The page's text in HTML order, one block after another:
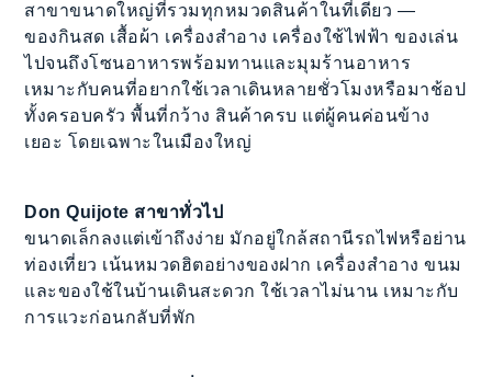
สาขาขนาดใหญ่ที่รวมทุกหมวดสินค้าในที่เดียว —
ของกินสด เสื้อผ้า เครื่องสำอาง เครื่องใช้ไฟฟ้า ของเล่น
ไปจนถึงโซนอาหารพร้อมทานและมุมร้านอาหาร
เหมาะกับคนที่อยากใช้เวลาเดินหลายชั่วโมงหรือมาช้อป
ทั้งครอบครัว พื้นที่กว้าง สินค้าครบ แต่ผู้คนค่อนข้าง
เยอะ โดยเฉพาะในเมืองใหญ่
Don Quijote สาขาทั่วไป
ขนาดเล็กลงแต่เข้าถึงง่าย มักอยู่ใกล้สถานีรถไฟหรือย่าน
ท่องเที่ยว เน้นหมวดฮิตอย่างของฝาก เครื่องสำอาง ขนม
และของใช้ในบ้านเดินสะดวก ใช้เวลาไม่นาน เหมาะกับ
การแวะก่อนกลับที่พัก